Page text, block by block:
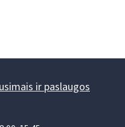
ir paslaugos